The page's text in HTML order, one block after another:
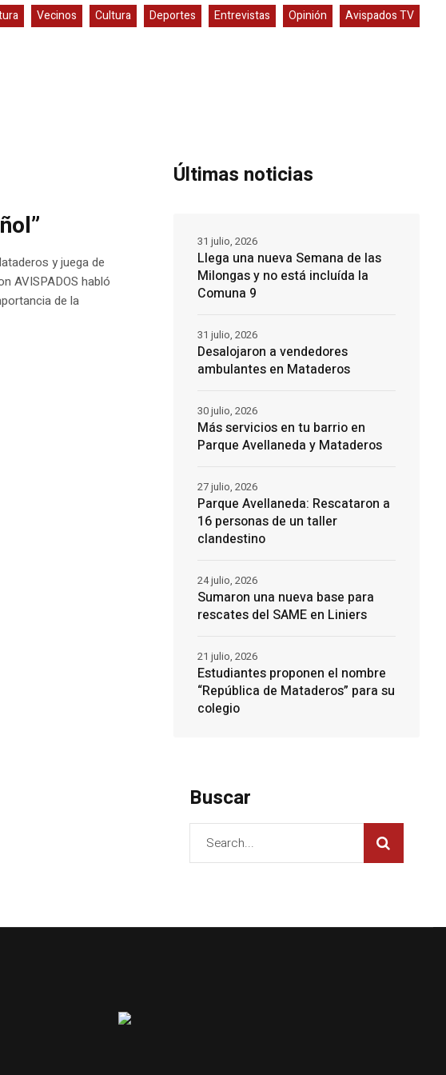
Vecinos Cultura Deportes Entrevistas Opinión Avispados TV
y juega de
AVISPADOS habló
de la
Últimas noticias
Llega una nueva Semana de las
Milongas y no está incluída la
Comuna 9
31 julio, 2026
Desalojaron a vendedores
ambulantes en Mataderos
31 julio, 2026
Más servicios en tu barrio en
Parque Avellaneda y Mataderos
30 julio, 2026
Parque Avellaneda: Rescataron a
16 personas de un taller
clandestino
27 julio, 2026
Sumaron una nueva base para
rescates del SAME en Liniers
24 julio, 2026
Estudiantes proponen el nombre
“República de Mataderos” para su
colegio
21 julio, 2026
Buscar